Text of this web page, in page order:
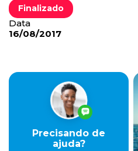
Finalizado
Data
16/08/2017
Precisando de
ajuda?